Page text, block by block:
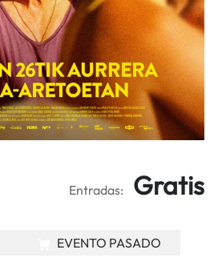
Entradas: Gratis
EVENTO PASADO